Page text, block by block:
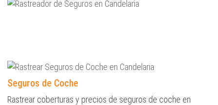
Seguros de Coche
Rastrear coberturas y precios de seguros de coche en